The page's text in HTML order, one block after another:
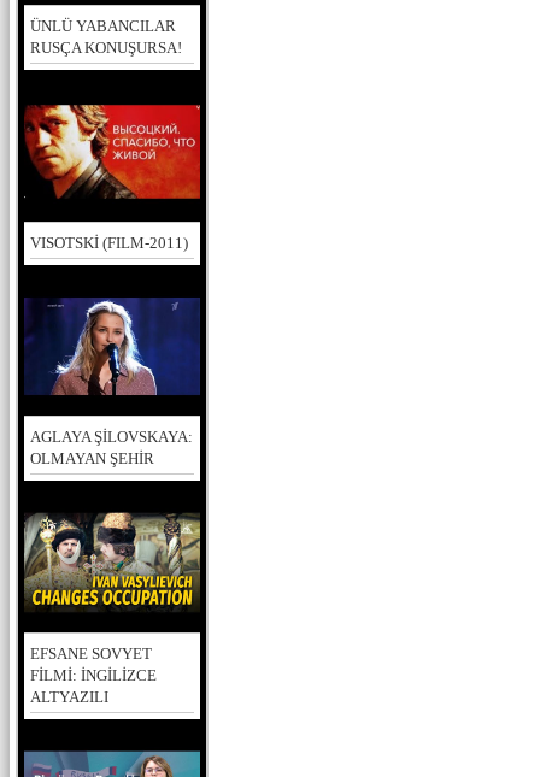
ÜNLÜ YABANCILAR
RUSÇA KONUŞURSA!
VISOTSKİ (FILM-2011)
AGLAYA ŞİLOVSKAYA:
OLMAYAN ŞEHİR
EFSANE SOVYET
FİLMİ: İNGİLİZCE
ALTYAZILI